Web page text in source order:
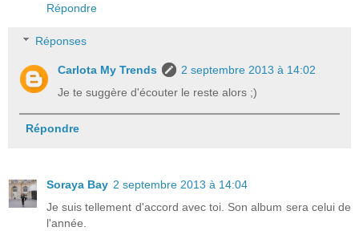
Répondre
Réponses
Carlota My Trends
2 septembre 2013 à 14:02
Je te suggère d'écouter le reste alors ;)
Répondre
Soraya Bay 2 septembre 2013 à 14:04
Je suis tellement d'accord avec toi. Son album sera celui de
l'année.